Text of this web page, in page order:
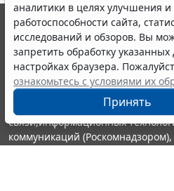
аналитики в целях улучшения и
работоспособности сайта,
исследований и обзоров. Вы
запретить обработку
настройках браузера.
ознакомьтесь с условиями их
Принять
© ООО "НПП "ГАРАНТ-СЕРВИС",
выпускается с 1990 года.
являются участниками
информации ГАРАНТ.
Портал ГАРАНТ.РУ
издания Федеральной службой
связи,информационных
коммуникаций